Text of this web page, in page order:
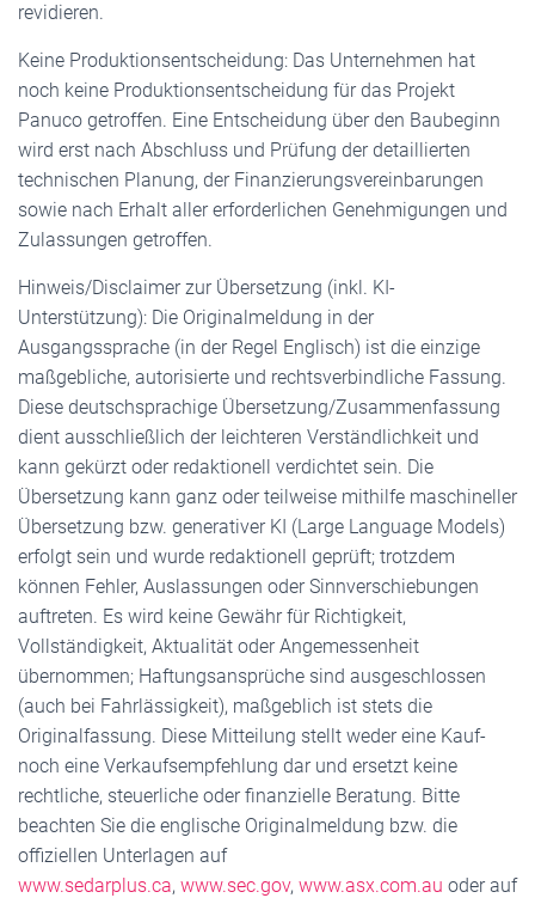
revidieren.
Keine Produktionsentscheidung: Das Unternehmen hat
noch keine Produktionsentscheidung für das Projekt
Panuco getroffen. Eine Entscheidung über den Baubeginn
wird erst nach Abschluss und Prüfung der detaillierten
technischen Planung, der Finanzierungsvereinbarungen
sowie nach Erhalt aller erforderlichen Genehmigungen und
Zulassungen getroffen.
Hinweis/Disclaimer zur Übersetzung (inkl. KI-
Unterstützung): Die Originalmeldung in der
Ausgangssprache (in der Regel Englisch) ist die einzige
maßgebliche, autorisierte und rechtsverbindliche Fassung.
Diese deutschsprachige Übersetzung/Zusammenfassung
dient ausschließlich der leichteren Verständlichkeit und
kann gekürzt oder redaktionell verdichtet sein. Die
Übersetzung kann ganz oder teilweise mithilfe maschineller
Übersetzung bzw. generativer KI (Large Language Models)
erfolgt sein und wurde redaktionell geprüft; trotzdem
können Fehler, Auslassungen oder Sinnverschiebungen
auftreten. Es wird keine Gewähr für Richtigkeit,
Vollständigkeit, Aktualität oder Angemessenheit
übernommen; Haftungsansprüche sind ausgeschlossen
(auch bei Fahrlässigkeit), maßgeblich ist stets die
Originalfassung. Diese Mitteilung stellt weder eine Kauf-
noch eine Verkaufsempfehlung dar und ersetzt keine
rechtliche, steuerliche oder finanzielle Beratung. Bitte
beachten Sie die englische Originalmeldung bzw. die
offiziellen Unterlagen auf
www.sedarplus.ca, www.sec.gov, www.asx.com.au oder auf